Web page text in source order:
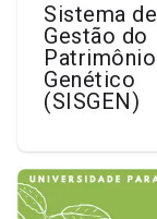
Sistema de
Gestão do
Patrimônio
Genético
(SISGEN)